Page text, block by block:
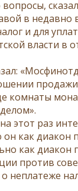
в
и для
власти в
комнаты
этот раз
как диакон
как диакон
против